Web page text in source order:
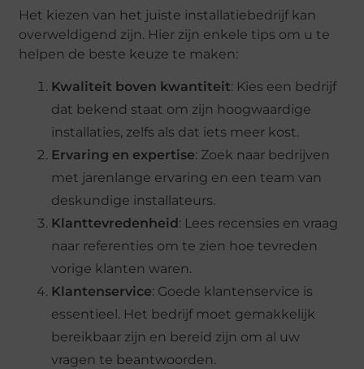
Het kiezen van het juiste installatiebedrijf kan
overweldigend zijn. Hier zijn enkele tips om u te
helpen de beste keuze te maken:
Kwaliteit boven kwantiteit: Kies een bedrijf
dat bekend staat om zijn hoogwaardige
installaties, zelfs als dat iets meer kost.
Ervaring en expertise: Zoek naar bedrijven
met jarenlange ervaring en een team van
deskundige installateurs.
Klanttevredenheid: Lees recensies en vraag
naar referenties om te zien hoe tevreden
vorige klanten waren.
Klantenservice: Goede klantenservice is
essentieel. Het bedrijf moet gemakkelijk
bereikbaar zijn en bereid zijn om al uw
vragen te beantwoorden.